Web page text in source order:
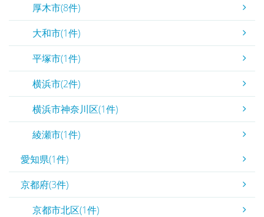
厚木市(8件)
大和市(1件)
平塚市(1件)
横浜市(2件)
横浜市神奈川区(1件)
綾瀬市(1件)
愛知県(1件)
京都府(3件)
京都市北区(1件)